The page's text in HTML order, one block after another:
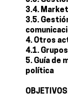
3.4.
3.5.
4. Otros
4.1.
5. Guía de
política